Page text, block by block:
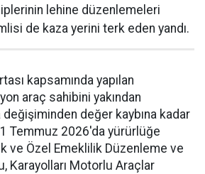
lehine düzenlemeleri
de kaza yerini terk eden yandı.
kapsamında yapılan
araç sahibini yakından
değer kaybına kadar
Temmuz 2026'da yürürlüğe
ve Özel Emeklilik Düzenleme ve
Karayolları Motorlu Araçlar